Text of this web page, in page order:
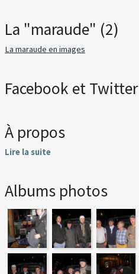
La "maraude" (2)
La maraude en images
Facebook et Twitter
À propos
Lire la suite
Albums photos